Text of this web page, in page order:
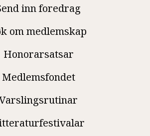
inn foredrag
om medlemskap
Honorarsatsar
Medlemsfondet